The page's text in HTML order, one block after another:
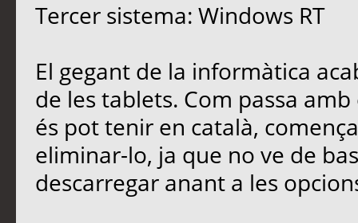
Tercer sistema: Windows RT
El gegant de la informàtica
de les tablets. Com passa
és pot tenir en català,
eliminar-lo, ja que no ve de
descarregar anant a les